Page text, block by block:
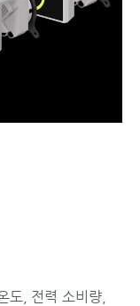
도, 전력 소비량,